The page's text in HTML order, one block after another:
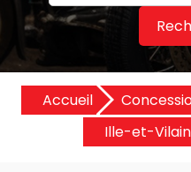
Accueil
Ille-et-